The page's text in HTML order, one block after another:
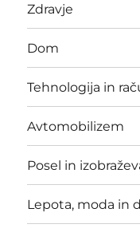
Zdravje
Dom
Tehnologija in
Avtomobilizem
Posel in
Lepota, moda in